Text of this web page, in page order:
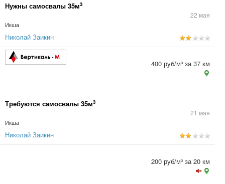
Нужны самосвалы 35м3
22 мая
Икша
Николай Заикин
Требуются самосвалы 35м3
21 мая
Икша
400 руб/м³ за 37 км
Николай Заикин
200 руб/м³ за 20 км